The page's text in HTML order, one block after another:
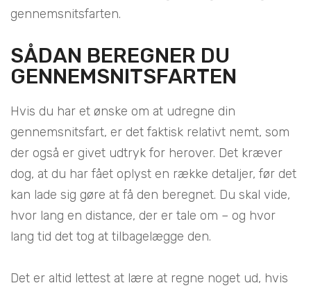
gennemsnitsfarten.
SÅDAN BEREGNER DU
GENNEMSNITSFARTEN
Hvis du har et ønske om at udregne din
gennemsnitsfart, er det faktisk relativt nemt, som
der også er givet udtryk for herover. Det kræver
dog, at du har fået oplyst en række detaljer, før det
kan lade sig gøre at få den beregnet. Du skal vide,
hvor lang en distance, der er tale om – og hvor
lang tid det tog at tilbagelægge den.
Det er altid lettest at lære at regne noget ud, hvis